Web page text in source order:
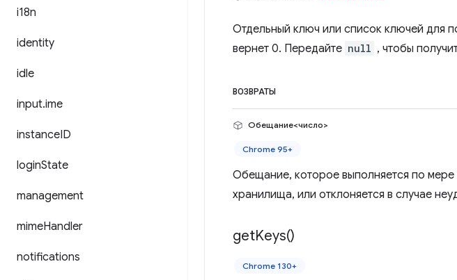
i18n
identity
idle
input.ime
instanceID
loginState
management
mimeHandler
notifications
Отдельный ключ или список ключей для
вернет 0. Передайте null , чтобы
ВОЗВРАТЫ
Обещание<число>
Chrome 95+
Обещание, которое выполняется по мере
хранилища, или отклоняется в случае
getKeys()
Chrome 130+